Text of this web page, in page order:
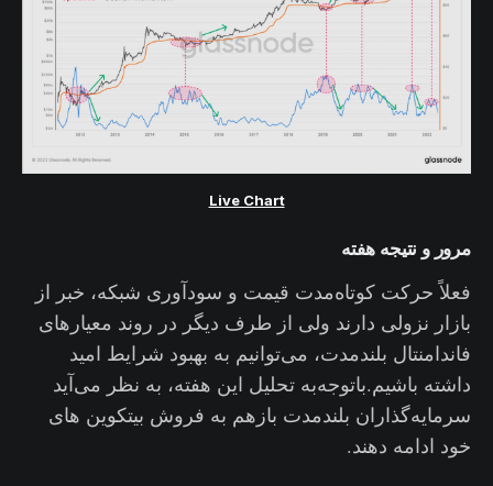
Live Chart
مرور و نتیجه هفته
فعلاً حرکت کوتاه‌مدت قیمت و سودآوری شبکه، خبر از
بازار نزولی دارند ولی از طرف دیگر در روند معیارهای
فاندامنتال بلندمدت، می‌توانیم به بهبود شرایط امید
داشته باشیم‌.باتوجه‌به تحلیل این هفته، به نظر می‌آید
سرمایه‌گذاران بلندمدت بازهم به فروش بیتکوین های
خود ادامه دهند.